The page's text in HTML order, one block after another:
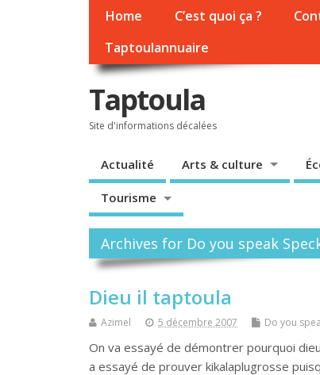
Home C’est quoi ça ?
Taptoulannuaire
Taptoula
Site d'informations décalées
Actualité Arts & culture
Tourisme
Archives for Do you speak
Dieu il taptoula
Azimel 5 décembre 2007 Do you
On va essayé de démontrer pourquoi
a essayé de prouver kikalaplugrosse